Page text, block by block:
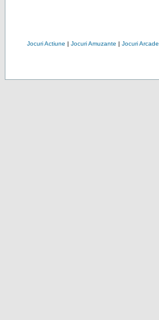
Jocuri Actiune | Jocuri Amuzante | Jocuri Arcade